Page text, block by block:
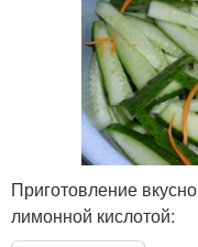
Приготовление
лимонной кислотой: